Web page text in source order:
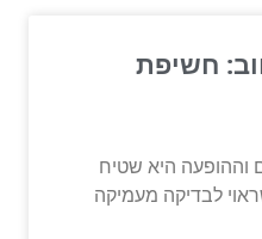
חשיפת
היא שטיח
לבדיקה מעמיקה